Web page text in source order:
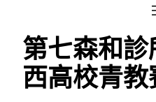
第七森和
西高校青